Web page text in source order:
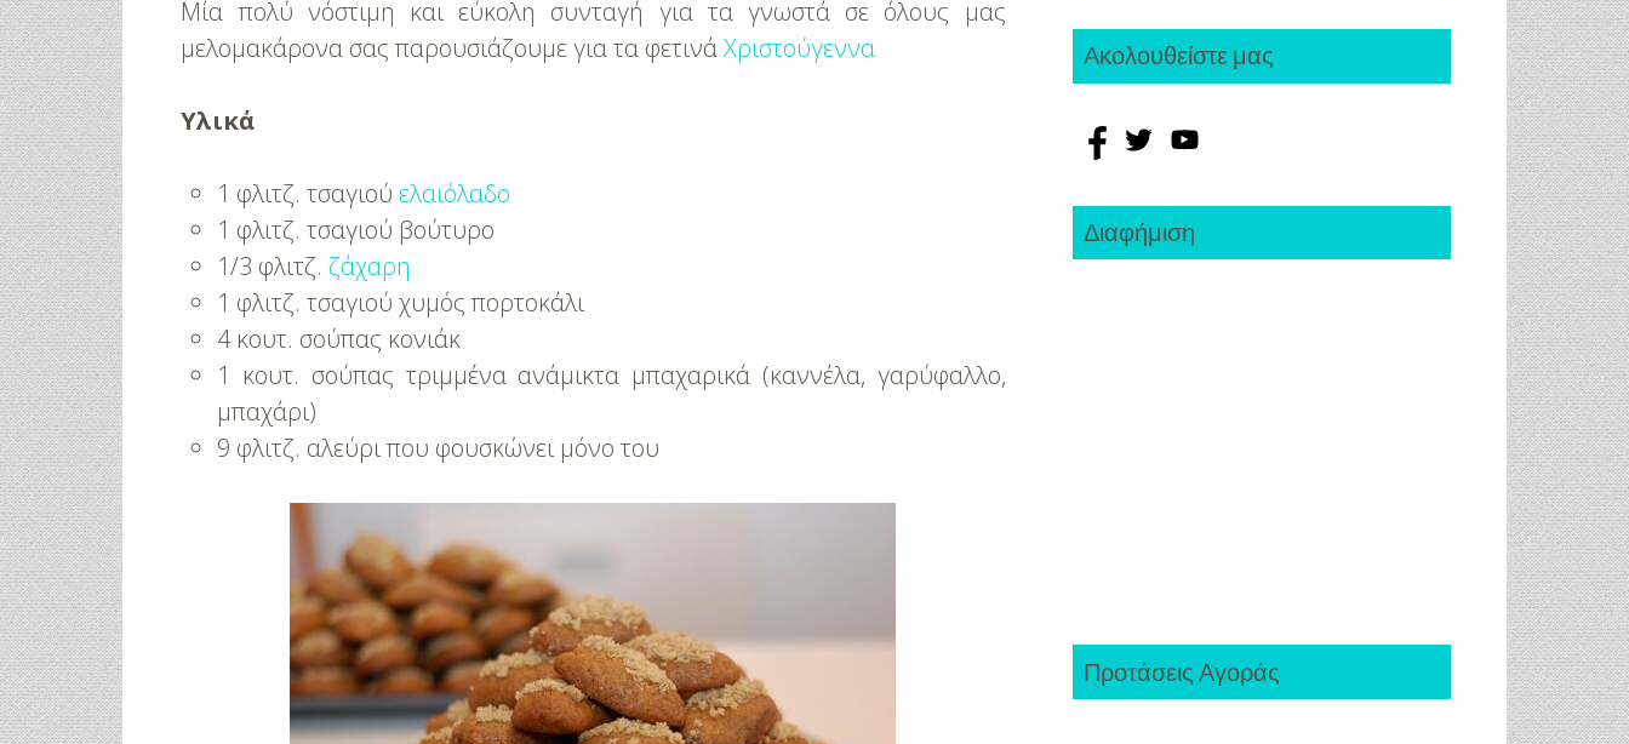
Μία πολύ νόστιμη και εύκολη συνταγή για τα γνωστά σε όλους μας
μελομακάρονα σας παρουσιάζουμε για τα φετινάΧριστούγεννα
Υλικά
1 φλιτζ. τσαγιού ελαιόλαδο
1 φλιτζ. τσαγιού βούτυρο
1/3 φλιτζ. ζάχαρη
1 φλιτζ. τσαγιού χυμός πορτοκάλι
4 κουτ. σούπας κονιάκ
1 κουτ. σούπας τριμμένα ανάμικτα μπαχαρικά (καννέλα, γαρύφαλλο,
μπαχάρι)
9 φλιτζ. αλεύρι που φουσκώνει μόνο του
Ακολουθείστε μας
Διαφήμιση
Προτάσεις Αγοράς